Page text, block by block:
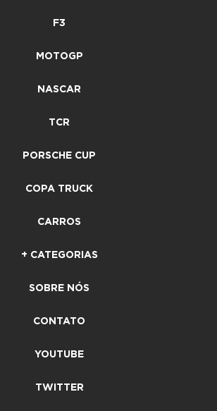
F3
MOTOGP
NASCAR
TCR
PORSCHE CUP
COPA TRUCK
CARROS
+ CATEGORIAS
SOBRE NÓS
CONTATO
YOUTUBE
TWITTER